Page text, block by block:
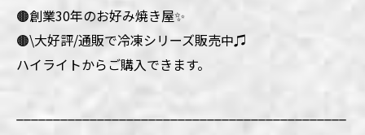
🟤創業30年のお好み焼き屋✨
🟤\大好評/通販で冷凍シリーズ販売中♫
ハイライトからご購入できます。
_____________________________________________